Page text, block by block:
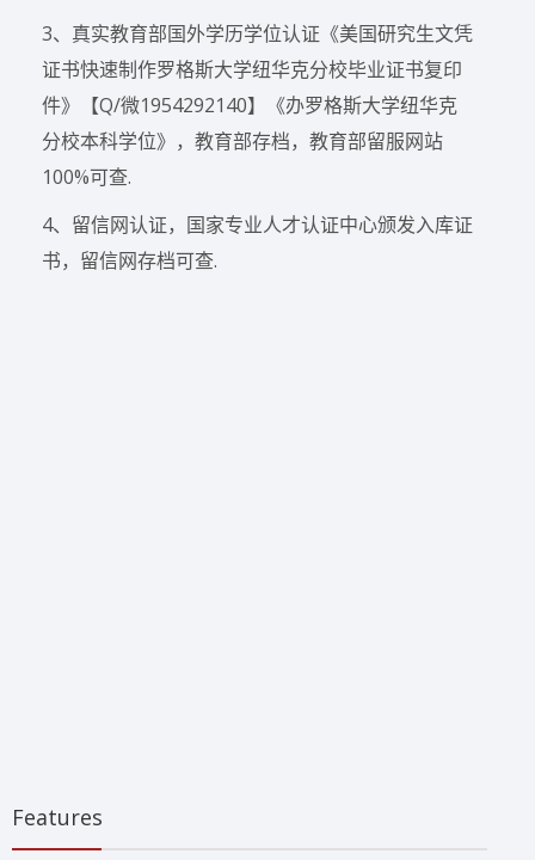
3、真实教育部国外学历学位认证《美国研究生文凭
证书快速制作罗格斯大学纽华克分校毕业证书复印
件》【Q/微1954292140】《办罗格斯大学纽华克
分校本科学位》，教育部存档，教育部留服网站
100%可查.
4、留信网认证，国家专业人才认证中心颁发入库证
书，留信网存档可查.
Features